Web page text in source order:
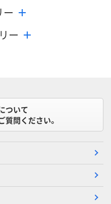
ー
ー
ついて
質問ください。